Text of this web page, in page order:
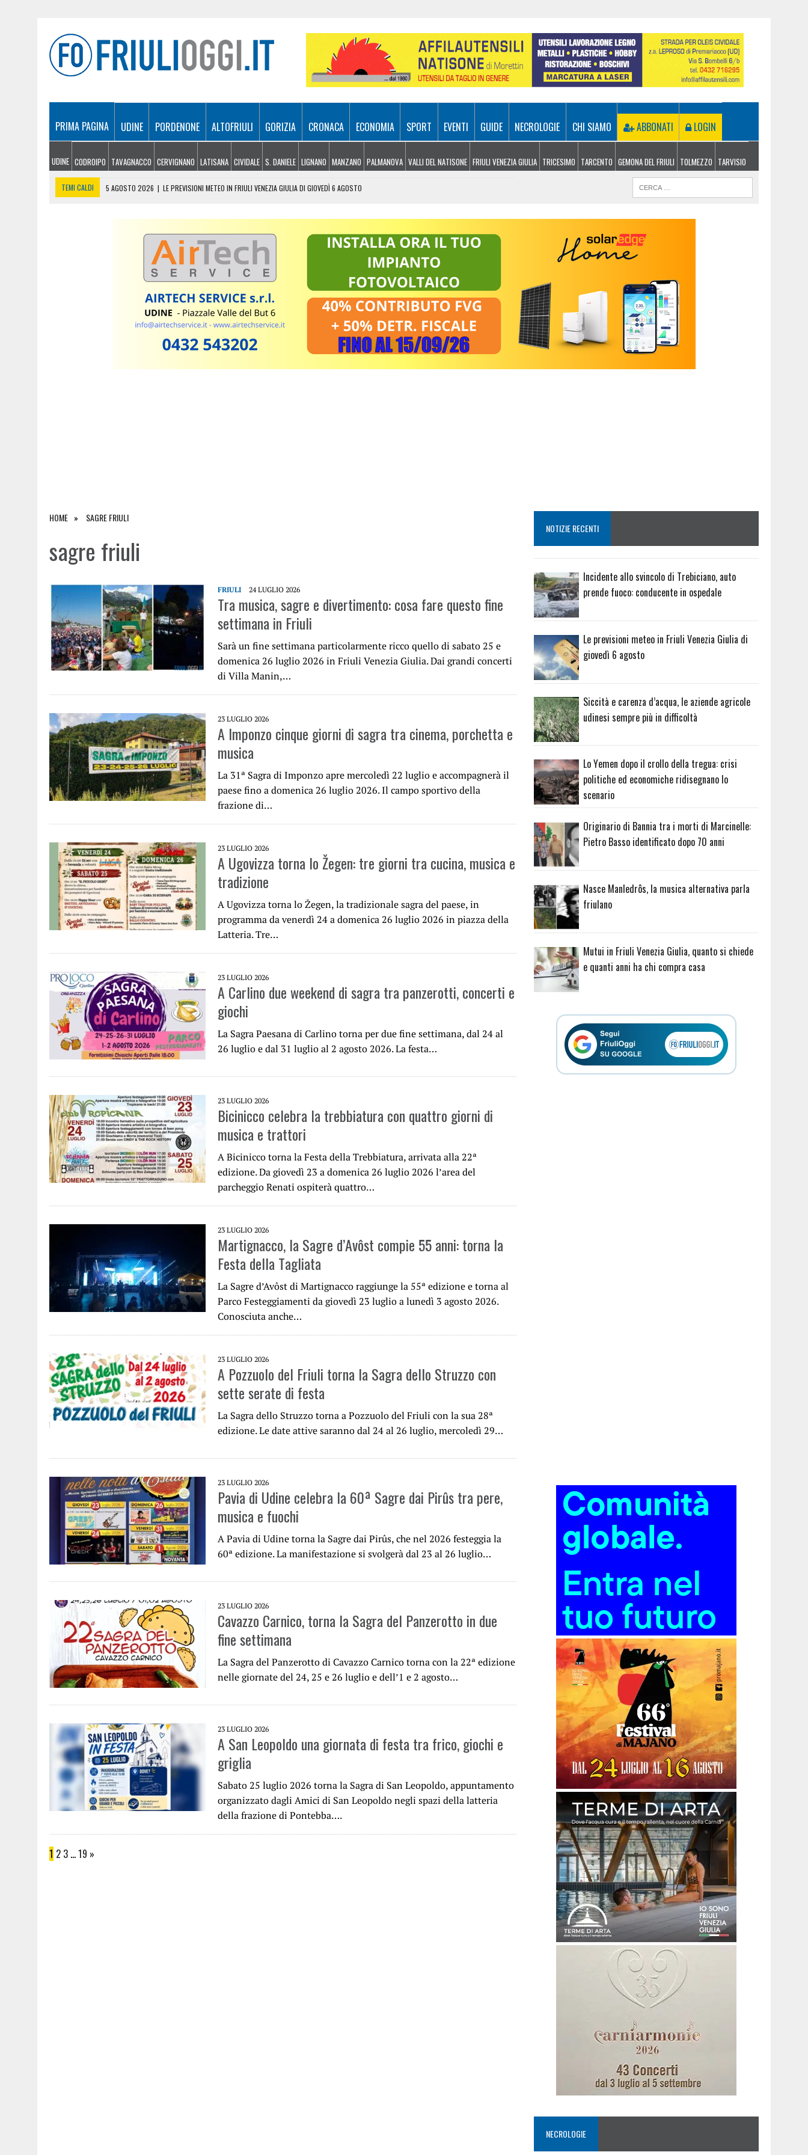
PRIMA PAGINA UDINE PORDENONE ALTOFRIULI GORIZIA CRONACA ECONOMIA SPORT EVENTI GUIDE NECROLOGIE CHI SIAMO ABBONATI LOGIN
UDINE CODROIPO TAVAGNACCO CERVIGNANO LATISANA CIVIDALE S. DANIELE LIGNANO MANZANO PALMANOVA VALLI DEL NATISONE FRIULI VENEZIA GIULIA TRICESIMO TARCENTO GEMONA DEL FRIULI TOLMEZZO TARVISIO
TEMI CALDI 5 AGOSTO 2026 | LE PREVISIONI METEO IN FRIULI VENEZIA GIULIA DI GIOVEDÌ 6 AGOSTO
ORIGINARIO DI BANNIA TRA I MORTI DI MARCINELLE: PIETRO BASSO IDENTIFICATO DOPO 70 ANNI
INCIDENTE ALLO SVINCOLO DI TREBICIANO, AUTO PRENDE FUOCO: CONDUCENTE IN OSPEDALE
HOME SAGRE FRIULI
sagre friuli
FRIULI 24 LUGLIO 2026
Tra musica, sagre e divertimento: cosa fare questo fine
settimana in Friuli
Sarà un fine settimana particolarmente ricco quello di sabato 25 e
domenica 26 luglio 2026 in Friuli Venezia Giulia. Dai grandi concerti
di Villa Manin,…
23 LUGLIO 2026
A Imponzo cinque giorni di sagra tra cinema, porchetta e
musica
La 31ª Sagra di Imponzo apre mercoledì 22 luglio e accompagnerà il
paese fino a domenica 26 luglio 2026. Il campo sportivo della
frazione di…
23 LUGLIO 2026
A Ugovizza torna lo Žegen: tre giorni tra cucina, musica e
tradizione
A Ugovizza torna lo Žegen, la tradizionale sagra del paese, in
programma da venerdì 24 a domenica 26 luglio 2026 in piazza della
Latteria. Tre…
23 LUGLIO 2026
A Carlino due weekend di sagra tra panzerotti, concerti e
giochi
La Sagra Paesana di Carlino torna per due fine settimana, dal 24 al
26 luglio e dal 31 luglio al 2 agosto 2026. La festa…
23 LUGLIO 2026
Bicinicco celebra la trebbiatura con quattro giorni di
musica e trattori
A Bicinicco torna la Festa della Trebbiatura, arrivata alla 22ª
edizione. Da giovedì 23 a domenica 26 luglio 2026 l’area del
parcheggio Renati ospiterà quattro…
23 LUGLIO 2026
Martignacco, la Sagre d’Avôst compie 55 anni: torna la
Festa della Tagliata
La Sagre d’Avôst di Martignacco raggiunge la 55ª edizione e torna al
Parco Festeggiamenti da giovedì 23 luglio a lunedì 3 agosto 2026.
Conosciuta anche…
23 LUGLIO 2026
A Pozzuolo del Friuli torna la Sagra dello Struzzo con
sette serate di festa
La Sagra dello Struzzo torna a Pozzuolo del Friuli con la sua 28ª
edizione. Le date attive saranno dal 24 al 26 luglio, mercoledì 29…
23 LUGLIO 2026
Pavia di Udine celebra la 60ª Sagre dai Pirûs tra pere,
musica e fuochi
A Pavia di Udine torna la Sagre dai Pirûs, che nel 2026 festeggia la
60ª edizione. La manifestazione si svolgerà dal 23 al 26 luglio…
23 LUGLIO 2026
Cavazzo Carnico, torna la Sagra del Panzerotto in due
fine settimana
La Sagra del Panzerotto di Cavazzo Carnico torna con la 22ª edizione
nelle giornate del 24, 25 e 26 luglio e dell’1 e 2 agosto…
23 LUGLIO 2026
A San Leopoldo una giornata di festa tra frico, giochi e
griglia
Sabato 25 luglio 2026 torna la Sagra di San Leopoldo, appuntamento
organizzato dagli Amici di San Leopoldo negli spazi della latteria
della frazione di Pontebba….
1 2 3 …19 »
NOTIZIE RECENTI
Incidente allo svincolo di Trebiciano, auto
prende fuoco: conducente in ospedale
Le previsioni meteo in Friuli Venezia Giulia di
giovedì 6 agosto
Siccità e carenza d’acqua, le aziende agricole
udinesi sempre più in difficoltà
Lo Yemen dopo il crollo della tregua: crisi
politiche ed economiche ridisegnano lo
scenario
Originario di Bannia tra i morti di Marcinelle:
Pietro Basso identificato dopo 70 anni
Nasce Manledrôs, la musica alternativa parla
friulano
Mutui in Friuli Venezia Giulia, quanto si chiede
e quanti anni ha chi compra casa
NECROLOGIE